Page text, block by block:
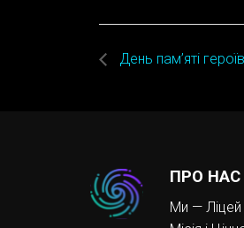
День пам’яті
ПРО НАС
Ми — Ліцей